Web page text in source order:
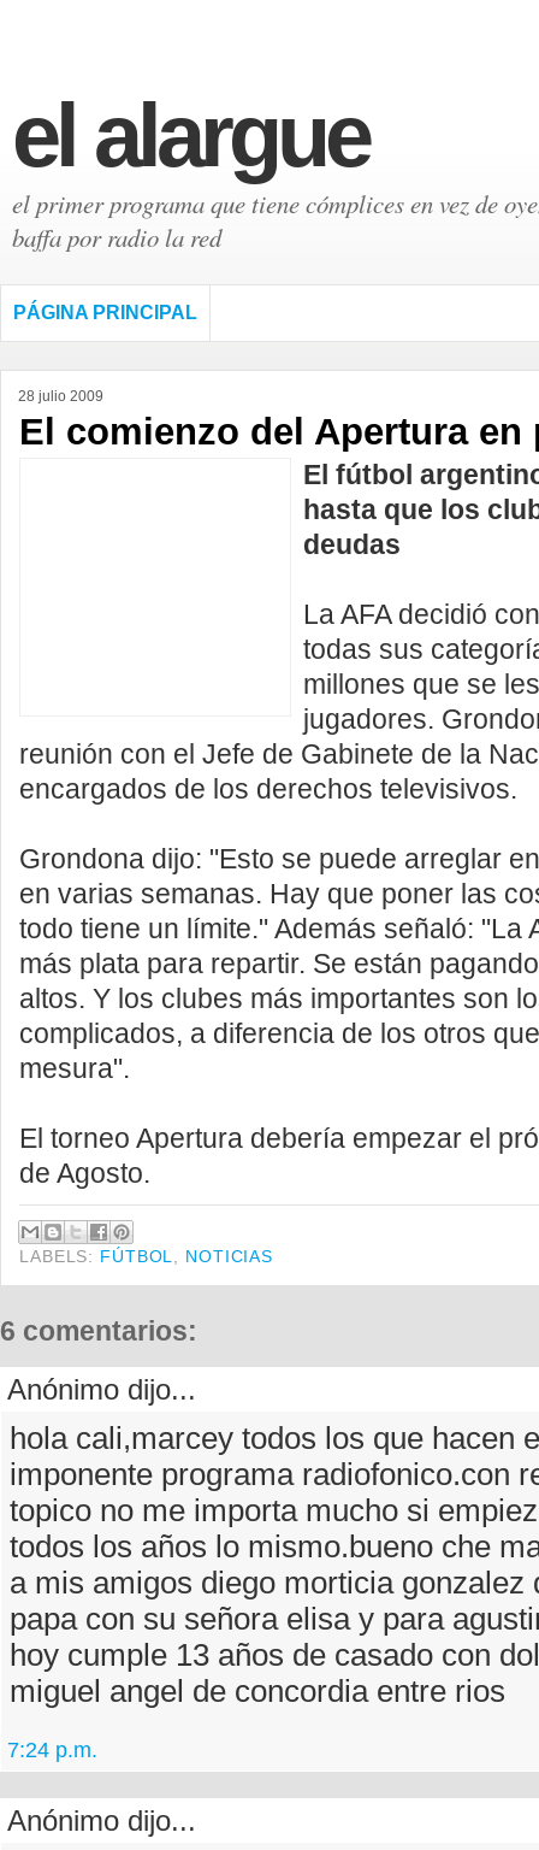
el alargue
el primer programa que tiene cómplices en vez de
baffa por radio la red
PÁGINA PRINCIPAL
28 julio 2009
El comienzo del Apertura en
El fútbol
hasta que los
deudas
La AFA decidió
todas sus
millones que se
jugadores.
reunión con el Jefe de Gabinete de la
encargados de los derechos televisivos.
Grondona dijo: "Esto se puede arreglar
en varias semanas. Hay que poner las
todo tiene un límite."Además señaló: "La
más plata para repartir. Se están
altos. Y los clubes más importantes son
complicados, a diferencia de los otros
mesura".
El torneo Apertura debería empezar el
de Agosto.
LABELS: FÚTBOL NOTICIAS
6 comentarios:
Anónimo dijo...
hola cali,marcey todos los que hacen
imponente programa radiofonico.con
topico no me importa mucho si
todos los años lo mismo.bueno che
a mis amigos diego morticia gonzalez
papa con su señora elisa y para
hoy cumple 13 años de casado con
miguel angel de concordia entre rios
7:24 p.m.
Anónimo dijo...